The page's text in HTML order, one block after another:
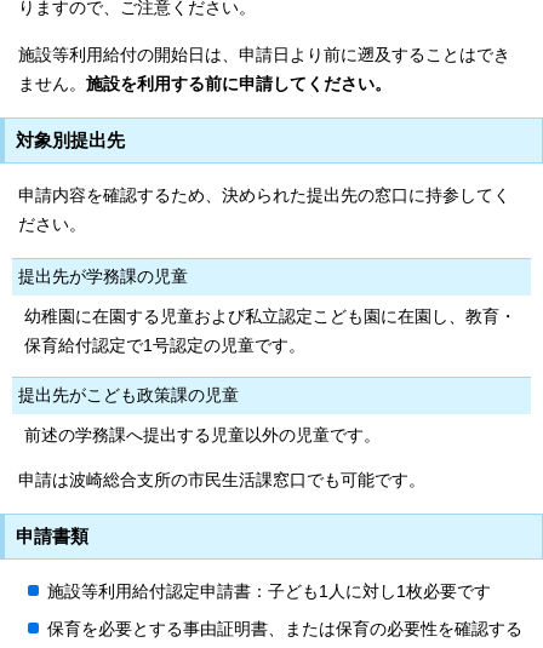
りますので、ご注意ください。
施設等利用給付の開始日は、申請日より前に遡及することはでき
ません。 施設を利用する前に申請してください。
対象別提出先
申請内容を確認するため、決められた提出先の窓口に持参してく
ださい。
提出先が学務課の児童
幼稚園に在園する児童および私立認定こども園に在園し、教育・
保育給付認定で1号認定の児童です。
提出先がこども政策課の児童
前述の学務課へ提出する児童以外の児童です。
申請は波崎総合支所の市民生活課窓口でも可能です。
申請書類
施設等利用給付認定申請書：子ども1人に対し1枚必要です
保育を必要とする事由証明書、または保育の必要性を確認する